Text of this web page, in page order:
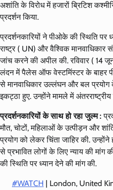
अशांति के विरोध में हजारों ब्रिटिश
प्रदर्शन किया.
प्रदर्शनकारियों ने पीओके की स्थिति
राष्ट्र ( UN) और वैश्विक मानवाधिकार
जांच करने की अपील की. रविवार ( 14
लंदन में पैलेस ऑफ वेस्टमिंस्टर के बाहर
से मानवाधिकार उल्लंघन और बल
इकट्ठा हुए. उन्होंने मामले में
प्रदर्शनकारियों के साथ हो रहा जुल्म :
मौत, चोटों, महिलाओं के उत्पीड़न और
प्रयोग को लेकर चिंता जाहिर की.
से प्रभावित लोगों के लिए न्याय की
की स्थिति पर ध्यान देने की मांग की.
#WATCH | London, United